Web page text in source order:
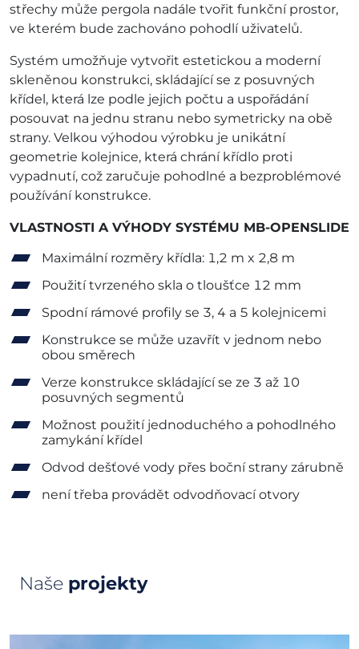
střechy může pergola nadále tvořit funkční prostor,
ve kterém bude zachováno pohodlí uživatelů.
Systém umožňuje vytvořit estetickou a moderní
skleněnou konstrukci, skládající se z posuvných
křídel, která lze podle jejich počtu a uspořádání
posouvat na jednu stranu nebo symetricky na obě
strany. Velkou výhodou výrobku je unikátní
geometrie kolejnice, která chrání křídlo proti
vypadnutí, což zaručuje pohodlné a bezproblémové
používání konstrukce.
VLASTNOSTI A VÝHODY SYSTÉMU MB-OPENSLIDE
Maximální rozměry křídla: 1,2 m x 2,8 m
Použití tvrzeného skla o tloušťce 12 mm
Spodní rámové profily se 3, 4 a 5 kolejnicemi
Konstrukce se může uzavřít v jednom nebo
obou směrech
Verze konstrukce skládající se ze 3 až 10
posuvných segmentů
Možnost použití jednoduchého a pohodlného
zamykání křídel
Odvod dešťové vody přes boční strany zárubně
není třeba provádět odvodňovací otvory
Naše projekty